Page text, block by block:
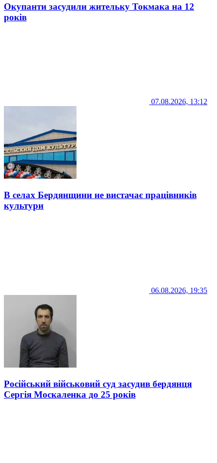
Окупанти засудили жительку Токмака на 12
років
07.08.2026, 13:12
В селах Бердянщини не вистачає працівників
культури
06.08.2026, 19:35
Російський військовий суд засудив бердянця
Сергія Москаленка до 25 років